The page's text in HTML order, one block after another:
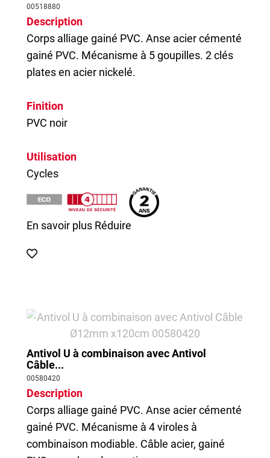
00518880
Description
Corps alliage gainé PVC. Anse acier cémenté
gainé PVC. Mécanisme à 5 goupilles. 2 clés
plates en acier nickelé.
Finition
PVC noir
Utilisation
Cycles
En savoir plus Réduire
Antivol U à combinaison avec Antivol
Câble...
00580420
Description
Corps alliage gainé PVC. Anse acier cémenté
gainé PVC. Mécanisme à 4 viroles à
combinaison modiable. Câble acier, gainé